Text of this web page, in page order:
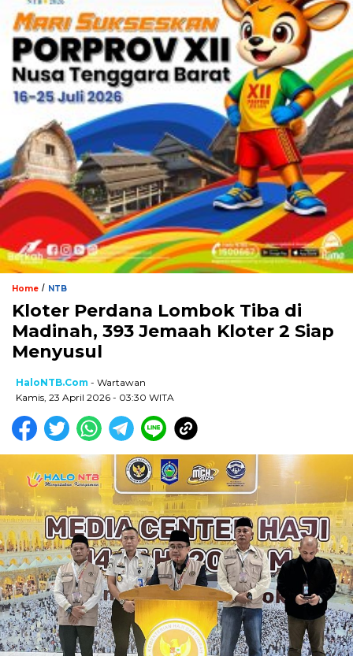
Home / NTB
Kloter Perdana Lombok Tiba di
Madinah, 393 Jemaah Kloter 2 Siap
Menyusul
HaloNTB.com - Wartawan
Kamis, 23 April 2026 - 03:30 WITA